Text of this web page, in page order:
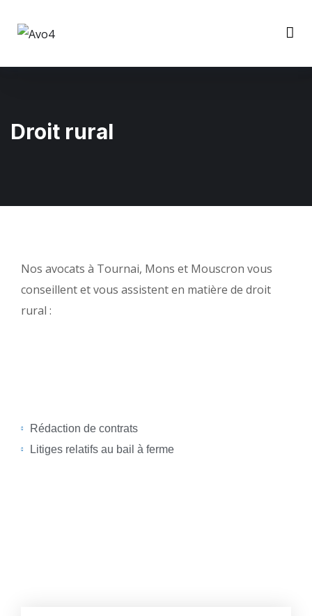
Droit rural
Nos avocats à Tournai, Mons et Mouscron vous
conseillent et vous assistent en matière de droit
rural :
Rédaction de contrats
Litiges relatifs au bail à ferme